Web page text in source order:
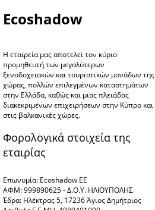
Ecoshadow
Η εταιρεία μας αποτελεί τον κύριο
προμηθευτή των μεγαλύτερων
ξενοδοχειακών και τουριστικών μονάδων της
χώρας, πολλών επιλεγμένων καταστημάτων
στην Ελλάδα, καθώς και μιας πλειάδας
διακεκριμένων επιχειρήσεων στην Κύπρο και
στις βαλκανικές χώρες.
Φορολογικά στοιχεία της
εταιρίας
Επωνυμία: Ecoshadow ΕΕ
ΑΦΜ: 999890625 - Δ.Ο.Υ. ΗΛΙΟΥΠΟΛΗΣ
Έδρα: Ηλέκτρας 5, 17236 Άγιος Δημήτριος